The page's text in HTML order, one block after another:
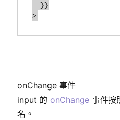
  }}
>
onChange 事件
input 的 onChange 事件按
名。